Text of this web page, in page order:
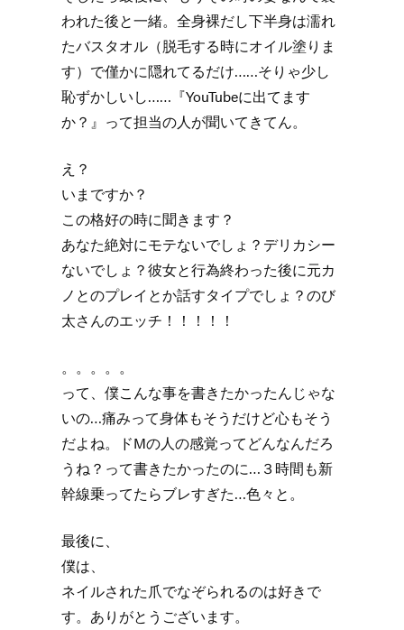
われた後と一緒。全身裸だし下半身は濡れ
たバスタオル（脱毛する時にオイル塗りま
す）で僅かに隠れてるだけ……そりゃ少し
恥ずかしいし……『YouTubeに出てます
か？』って担当の人が聞いてきてん。
え？
いまですか？
この格好の時に聞きます？
あなた絶対にモテないでしょ？デリカシー
ないでしょ？彼女と行為終わった後に元カ
ノとのプレイとか話すタイプでしょ？のび
太さんのエッチ！！！！！
。。。。。
って、僕こんな事を書きたかったんじゃな
いの…痛みって身体もそうだけど心もそう
だよね。ドMの人の感覚ってどんなんだろ
うね？って書きたかったのに…３時間も新
幹線乗ってたらブレすぎた…色々と。
最後に、
僕は、
ネイルされた爪でなぞられるのは好きで
す。ありがとうございます。